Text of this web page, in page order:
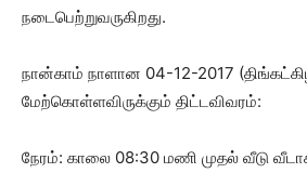
நடைபெற்றுவருகிறது.
நான்காம் நாளான 04-12-2017
மேற்கொள்ளவிருக்கும் திட்டவிவரம்:
நேரம்: காலை 08:30 மணி முதல் வீடு